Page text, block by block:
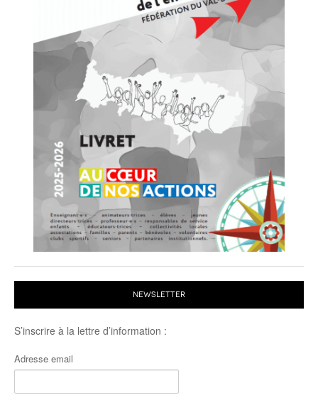
NEWSLETTER
S’inscrire à la lettre d’information :
Adresse email